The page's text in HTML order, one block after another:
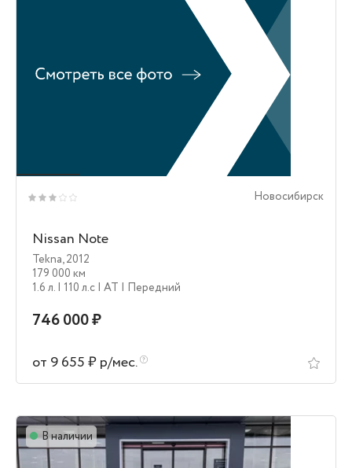
Новосибирск
Nissan Note
Tekna,2012
179 000 км
1.6 л. | 110 л.c | AT | Передний
746 000 ₽
от 9 655 ₽ р/мес.
В наличии